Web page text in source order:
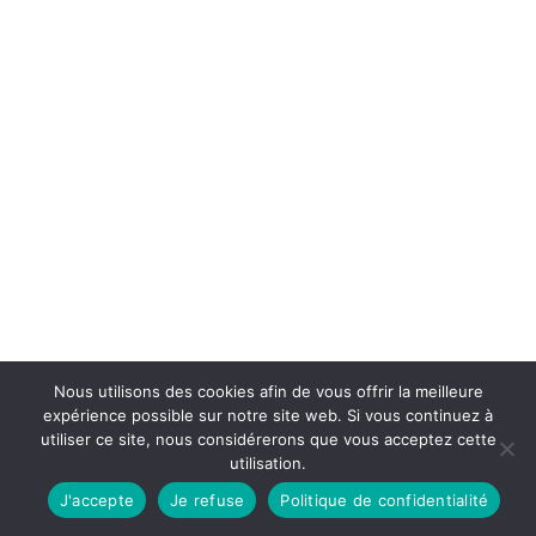
Nous utilisons des cookies afin de vous offrir la meilleure
expérience possible sur notre site web. Si vous continuez à
utiliser ce site, nous considérerons que vous acceptez cette
utilisation.
J'accepte
Je refuse Politique de confidentialité